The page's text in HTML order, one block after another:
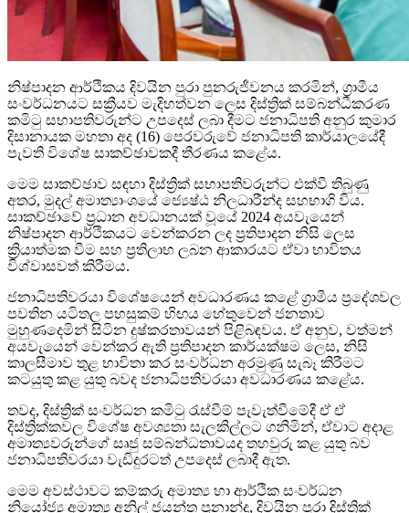
නිෂ්පාදන ආර්ථිකය දිවයින පුරා පුනරුජීවනය කරමින්, ග්‍රාමීය
සංවර්ධනයට සක්‍රීයව මැදිහත්වන ලෙස දිස්ත්‍රික් සම්බන්ධීකරණ
කමිටු සභාපතිවරුන්ට උපදෙස් ලබා දීමට ජනාධිපති අනුර කුමාර
දිසානායක මහතා අද (16) පෙරවරුවේ ජනාධිපති කාර්යාලයේදී
පැවති විශේෂ සාකච්ඡාවකදී තීරණය කළේය.
මෙම සාකච්ඡාව සඳහා දිස්ත්‍රික් සභාපතිවරුන්ට එක්වී තිබුණු
අතර, මුදල් අමාත්‍යාංශයේ ජ්‍යෙෂ්ඨ නිලධාරීන්ද සහභාගි විය.
සාකච්ඡාවේ ප්‍රධාන අවධානයක් වූයේ 2024 අයවැයෙන්
නිෂ්පාදන ආර්ථිකයට වෙන්කරන ලද ප්‍රතිපාදන නිසි ලෙස
ක්‍රියාත්මක වීම සහ ප්‍රතිලාභ ලබන ආකාරයට ඒවා භාවිතය
විශ්වාසවත් කිරීමය.
ජනාධිපතිවරයා විශේෂයෙන් අවධාරණය කළේ ග්‍රාමීය ප්‍රදේශවල
පවතින යටිතල පහසුකම් හිඟය හේතුවෙන් ජනතාව
මුහුණදෙමින් සිටින දුෂ්කරතාවයන් පිළිබඳවය. ඒ අනුව, වත්මන්
අයවැයෙන් වෙන්කර ඇති ප්‍රතිපාදන කාර්යක්ෂම ලෙස, නිසි
කාලසීමාව තුළ භාවිතා කර සංවර්ධන අරමුණු සැබෑ කිරීමට
කටයුතු කළ යුතු බවද ජනාධිපතිවරයා අවධාරණය කළේය.
තවද, දිස්ත්‍රික් සංවර්ධන කමිටු රැස්වීම් පැවැත්වීමේදී ඒ ඒ
දිස්ත්‍රික්කවල විශේෂ අවශ්‍යතා සැලකිල්ලට ගනිමින්, ඒවාට අදාළ
අමාත්‍යවරුන්ගේ සෘජු සම්බන්ධතාවයද තහවුරු කළ යුතු බව
ජනාධිපතිවරයා වැඩිදුරටත් උපදෙස් ලබාදී ඇත.
මෙම අවස්ථාවට කම්කරු අමාත්‍ය හා ආර්ථික සංවර්ධන
නියෝජ්‍ය අමාත්‍ය අනිල් ජයන්ත ප්‍රනාන්දු, දිවයින පුරා දිස්ත්‍රික්